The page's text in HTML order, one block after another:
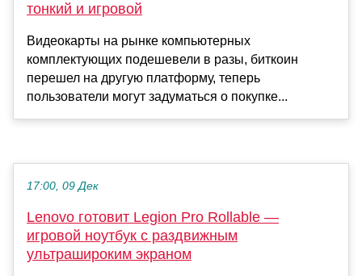
тонкий и игровой
Видеокарты на рынке компьютерных
комплектующих подешевели в разы, биткоин
перешел на другую платформу, теперь
пользователи могут задуматься о покупке...
17:00, 09 Дек
Lenovo готовит Legion Pro Rollable —
игровой ноутбук с раздвижным
ультрашироким экраном